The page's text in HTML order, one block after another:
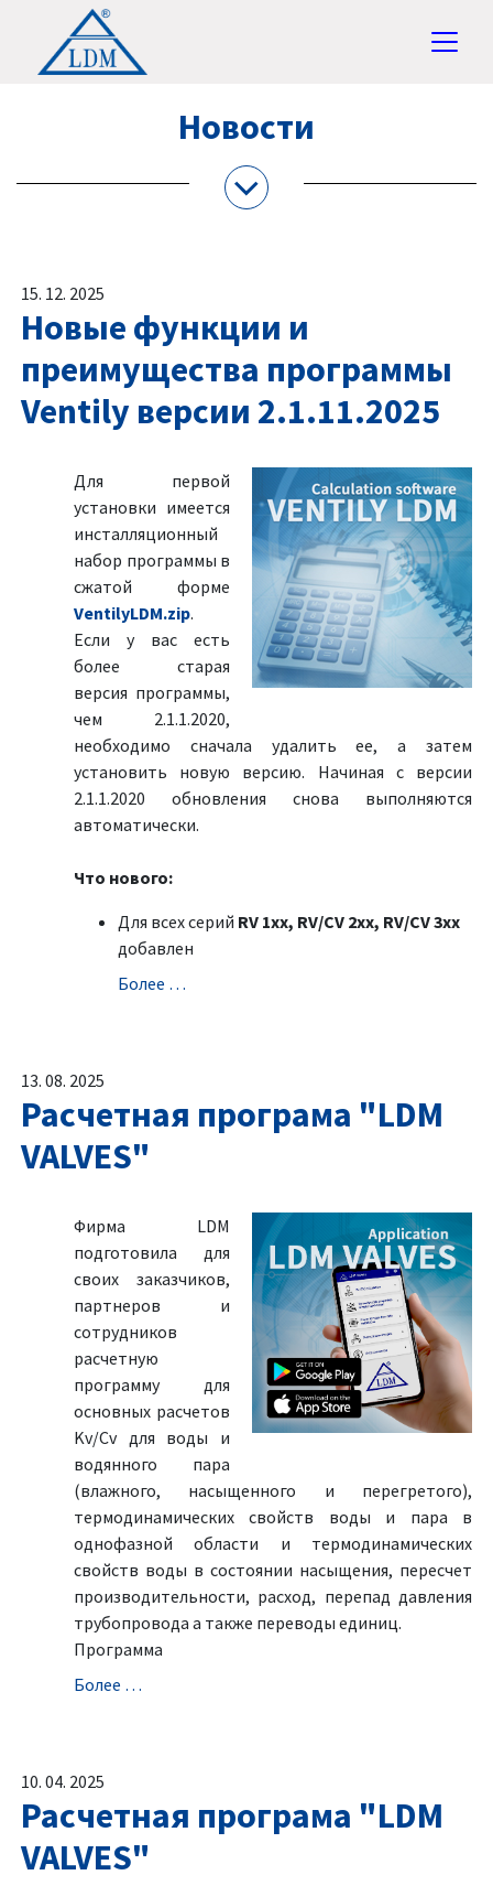
Новости
15. 12. 2025
Новые функции и
преимущества программы
Ventily версии 2.1.11.2025
Для первой
установки имеется
инсталляционный
набор программы в
сжатой форме
VentilyLDM.zip.
Если у вас есть
более старая
версия программы,
чем 2.1.1.2020,
необходимо сначала удалить ее, а затем
установить новую версию. Начиная с версии
2.1.1.2020 обновления снова выполняются
автоматически.
Что нового:
Для всех серий RV 1xx, RV/CV 2xx, RV/CV 3xx
добавлен
Болeе …
13. 08. 2025
Расчетная програма "LDM
VALVES"
Фирма LDM
подготовила для
своих заказчиков,
партнеров и
сотрудников
расчетную
программу для
основных расчетов
Kv/Cv для воды и
водянного пара
(влажного, насыщенного и перегретого),
термодинамических свойств воды и пара в
однофазной области и термодинамических
свойств воды в состоянии насыщения, пересчет
производительности, расход, перепад давления
трубопровода а также переводы единиц.
Программа
Болeе …
10. 04. 2025
Расчетная програма "LDM
VALVES"